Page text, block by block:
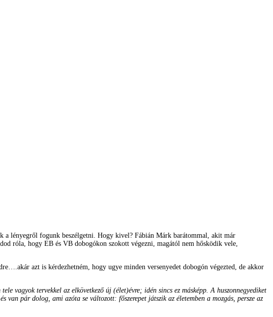
a lényegről fogunk beszélgetni. Hogy kivel? Fábián Márk barátommal, akit már
róla, hogy EB és VB dobogókon szokott végezni, magától nem hősködik vele,
azt is kérdezhetném, hogy ugye minden versenyedet dobogón végezted, de akkor
vagyok tervekkel az elkövetkező új (élet)évre; idén sincs ez másképp. A huszonnegyediket
pár dolog, ami azóta se változott: főszerepet játszik az életemben a mozgás, persze az